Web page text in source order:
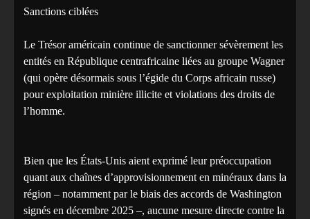
Sanctions ciblées
Le Trésor américain continue de sanctionner sévèrement les
entités en République centrafricaine liées au groupe Wagner
(qui opère désormais sous l’égide du Corps africain russe)
pour exploitation minière illicite et violations des droits de
l’homme.
Bien que les États-Unis aient exprimé leur préoccupation
quant aux chaînes d’approvisionnement en minéraux dans la
région – notamment par le biais des accords de Washington
signés en décembre 2025 –, aucune mesure directe contre la